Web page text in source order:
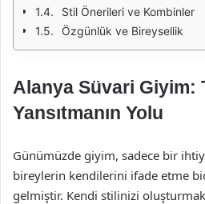
Stil Önerileri ve Kombinler
Özgünlük ve Bireysellik
Alanya Süvari Giyim:
Yansıtmanın Yolu
Günümüzde giyim, sadece bir
bireylerin kendilerini ifade etme
gelmiştir. Kendi stilinizi